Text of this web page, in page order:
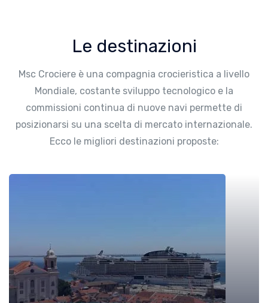
Le destinazioni
Msc Crociere è una compagnia crocieristica a livello
Mondiale, costante sviluppo tecnologico e la
commissioni continua di nuove navi permette di
posizionarsi su una scelta di mercato internazionale.
Ecco le migliori destinazioni proposte: